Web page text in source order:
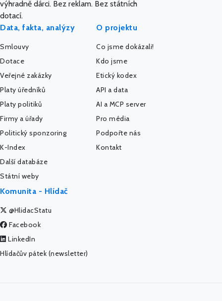
výhradně dárci. Bez reklam. Bez státních
dotací.
Data, fakta, analýzy
Smlouvy
Dotace
Veřejné zakázky
Platy úředníků
Platy politiků
Firmy a úřady
Politický sponzoring
K-Index
Další databáze
Státní weby
O projektu
Co jsme dokázali!
Kdo jsme
Etický kodex
API a data
AI a MCP server
Pro média
Podpořte nás
Kontakt
Komunita - Hlídač
@HlidacStatu
Facebook
LinkedIn
Hlídačův pátek (newsletter)